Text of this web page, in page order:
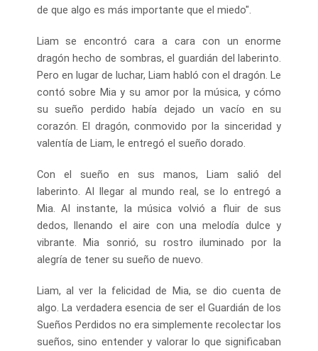
de que algo es más importante que el miedo".
Liam se encontró cara a cara con un enorme
dragón hecho de sombras, el guardián del laberinto.
Pero en lugar de luchar, Liam habló con el dragón. Le
contó sobre Mia y su amor por la música, y cómo
su sueño perdido había dejado un vacío en su
corazón. El dragón, conmovido por la sinceridad y
valentía de Liam, le entregó el sueño dorado.
Con el sueño en sus manos, Liam salió del
laberinto. Al llegar al mundo real, se lo entregó a
Mia. Al instante, la música volvió a fluir de sus
dedos, llenando el aire con una melodía dulce y
vibrante. Mia sonrió, su rostro iluminado por la
alegría de tener su sueño de nuevo.
Liam, al ver la felicidad de Mia, se dio cuenta de
algo. La verdadera esencia de ser el Guardián de los
Sueños Perdidos no era simplemente recolectar los
sueños, sino entender y valorar lo que significaban